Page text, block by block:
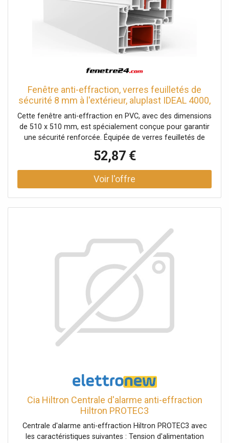
Fenêtre anti-effraction, verres feuilletés de
sécurité 8 mm à l'extérieur, aluplast IDEAL 4000,
1 vantail, blanc, 510 x 510 mm
Cette fenêtre anti-effraction en PVC, avec des dimensions
de 510 x 510 mm, est spécialement conçue pour garantir
une sécurité renforcée. Équipée de verres feuilletés de
accrue contre les tentatives d'effraction. Son double
vitrage avec un Ug de 1,1 assure également une bonne
isolation thermique. La fenêtre est fixe et ne peut pas être
ouverte. Modèle entièrement personnalisable pour
52,87 €
Cia Hiltron Centrale d'alarme anti-effraction
Hiltron PROTEC3
Centrale d'alarme anti-effraction Hiltron PROTEC3 avec
les caractéristiques suivantes : Tension d'alimentation